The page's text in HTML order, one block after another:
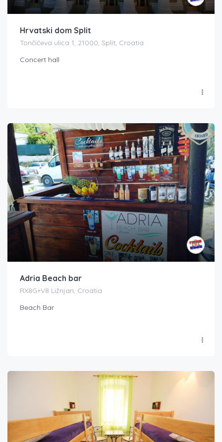
Hrvatski dom Split
Tončićeva ulica 1, 21000, Split, Croatia
Concert hall
Adria Beach bar
RX8G+V8 Ližnjan, Croatia
Beach Bar